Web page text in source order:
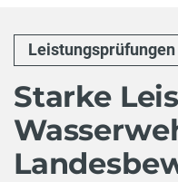
Starke